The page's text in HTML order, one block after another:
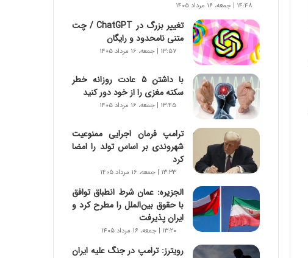
ب
ر
ن
ا
م
ه
ج
د
ی
ی
ا
ن‌
خ
و
د
۱۴:۴۸ | جمعه، ۱۶ مرداد ۱۴۰۵
تغییر بزرگ در ChatGPT / چت
متنی نامحدود و رایگان
۱۳:۵۷ | جمعه، ۱۶ مرداد ۱۴۰۵
با داشتن ۵ عادت روزانه خطر
سکته مغزی را از خود دور کنید
۱۳:۴۵ | جمعه، ۱۶ مرداد ۱۴۰۵
ترامپ فرمان اجرایی ممنوعیت
شهروندی بر اساس تولد را امضا
کرد
۱۳:۳۳ | جمعه، ۱۶ مرداد ۱۴۰۵
الجزیره: عمان شرط انطباق توافق
با حقوق بین‌الملل را مطرح کرد و
ایران پذیرفت
۱۳:۲۰ | جمعه، ۱۶ مرداد ۱۴۰۵
رویترز: ترامپ در جنگ علیه ایران